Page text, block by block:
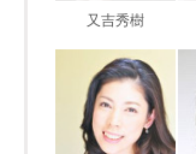
又吉秀樹